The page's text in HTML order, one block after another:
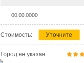
00.00.0000
Стоимость: Уточните
Город не указан